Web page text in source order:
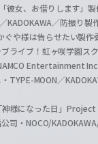
彼女、お借りします」
／防振り製
や様は告らせたい製作
ライブ！虹ヶ咲学園ス
Entertainment Inc.
TYPE-MOON／
様になった日」Project
司・NOCO/